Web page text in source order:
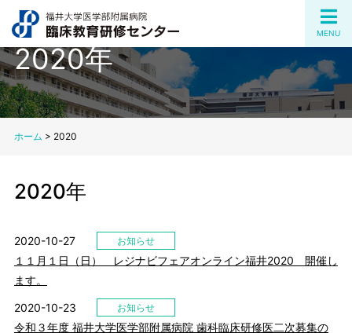
MENU
2020年
ホーム > 2020
2020年
2020-10-27 お知らせ
１１月１日（日） レジナビフェアオンライン福井2020 開催し
ます。
2020-10-23 お知らせ
令和３年度 福井大学医学部附属病院 歯科臨床研修医二次募集の